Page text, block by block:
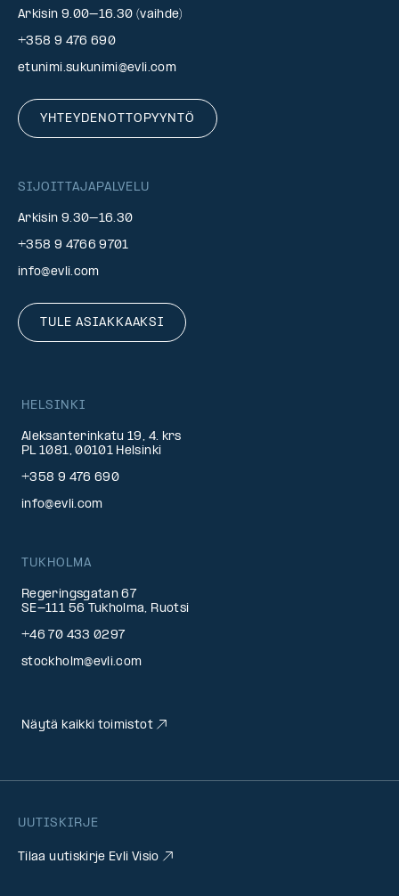
Arkisin 9.00–16.30 (vaihde)
+358 9 476 690
etunimi.sukunimi@evli.com
YHTEYDENOTTOPYYNTÖ
SIJOITTAJAPALVELU
Arkisin 9.30–16.30
+358 9 4766 9701
info@evli.com
TULE ASIAKKAAKSI
UUTISKIRJE
Tilaa uutiskirje Evli Visio
HELSINKI
Aleksanterinkatu 19, 4. krs
PL 1081, 00101 Helsinki
+358 9 476 690
info@evli.com
TUKHOLMA
Regeringsgatan 67
SE-111 56 Tukholma, Ruotsi
+46 70 433 0297
stockholm@evli.com
Näytä kaikki toimistot